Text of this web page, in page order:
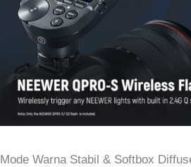
Mode Warna Stabil & Softbox